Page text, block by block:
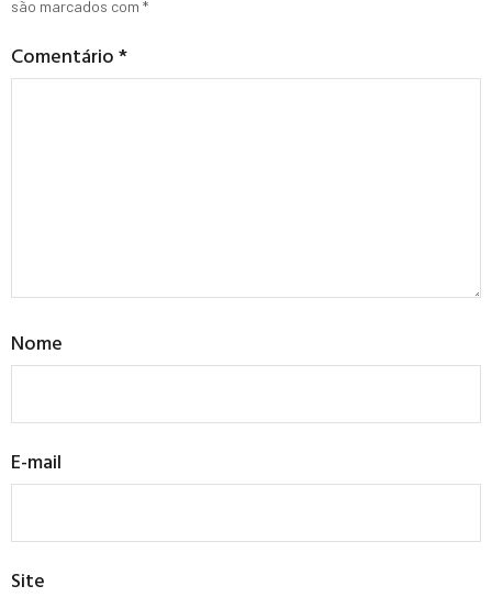
são marcados com *
Comentário*
Nome
E-mail
Site